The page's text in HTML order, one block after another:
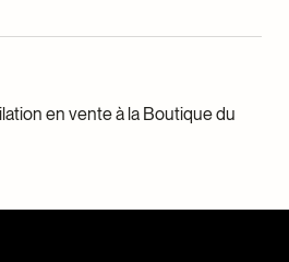
en vente à la Boutique du